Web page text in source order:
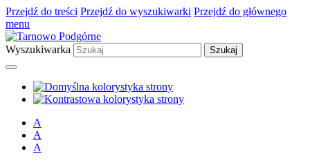
Przejdź do treści Przejdź do wyszukiwarki Przejdź do głównego
menu
Wyszukiwarka
A
A
A